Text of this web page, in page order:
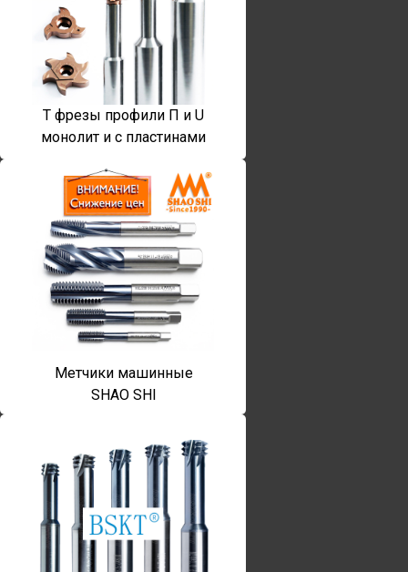
T фрезы профили П и U
монолит и с пластинами
Метчики машинные
SHAO SHI